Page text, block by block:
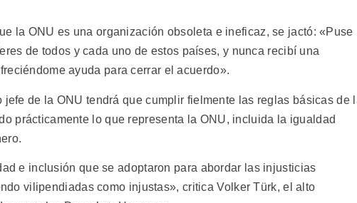
la ONU es una organización obsoleta e ineficaz, se jactó: «Puse
de todos y cada uno de estos países, y nunca recibí una
ayuda para cerrar el acuerdo».
de la ONU tendrá que cumplir fielmente las reglas básicas de
prácticamente lo que representa la ONU, incluida la igualdad
e inclusión que se adoptaron para abordar las injusticias
vilipendiadas como injustas», critica Volker Türk, el alto